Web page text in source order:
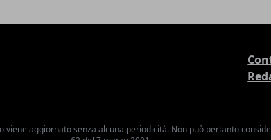
aggiornato senza alcuna periodicità. Non può pertanto